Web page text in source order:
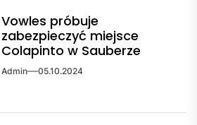
Vowles próbuje
zabezpieczyć miejsce
Colapinto w Sauberze
Admin 05.10.2024